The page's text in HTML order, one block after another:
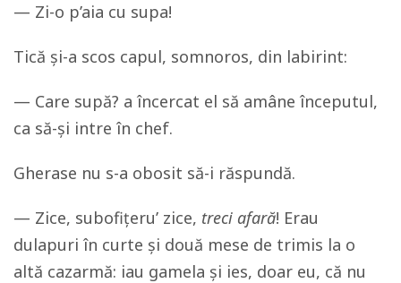
— Zi-o p’aia cu supa!
Tică și-a scos capul, somnoros, din labirint:
— Care supă? a încercat el să amâne începutul,
ca să-și intre în chef.
Gherase nu s-a obosit să-i răspundă.
— Zice, subofițeru’ zice, treci afară! Erau
dulapuri în curte și două mese de trimis la o
altă cazarmă: iau gamela și ies, doar eu, că nu